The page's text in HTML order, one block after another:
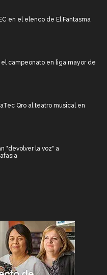
en el elenco de El Fantasma
el campeonato en liga mayor de
Qro al teatro musical en
"devolver la voz" a